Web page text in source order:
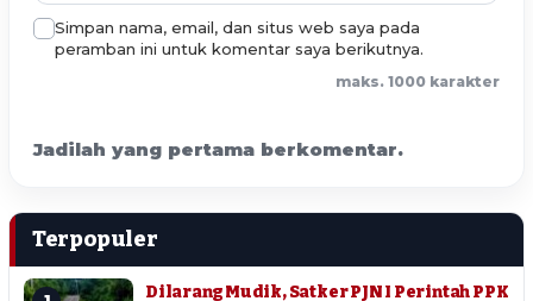
Simpan nama, email, dan situs web saya pada
peramban ini untuk komentar saya berikutnya.
maks. 1000 karakter
Jadilah yang pertama berkomentar.
Terpopuler
Dilarang Mudik, Satker PJN I Perintah PPK